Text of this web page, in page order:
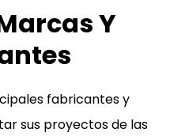
Y
fabricantes y
sus proyectos de las